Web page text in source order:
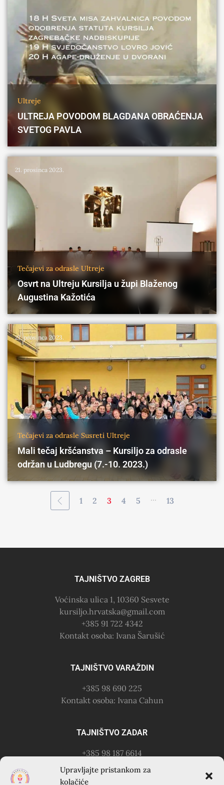
Upravljajte pristankom za
kolačiće
Ultreje
ULTREJA POVODOM BLAGDANA OBRAĆENJA
SVETOG PAVLA
21. prosinca 2023.
Tečajevi za odrasle Ultreje
Osvrt na Ultreju Kursilja u župi Blaženog
Augustina Kažotića
21. prosinca 2023.
Tečajevi za odrasle Susreti Ultreje
Mali tečaj kršćanstva – Kursiljo za odrasle
održan u Ludbregu (7.-10. 2023.)
1 2 3 4 5 ... 13
TAJNIŠTVO ZAGREB
Voćinska ulica 1, 10360 Sesvete
kursiljo.hrvatska@gmail.com
+385 91 722 4342
Kontakt osoba: Ivana Šarušić
TAJNIŠTVO VARAŽDIN
+385 98 690 225
Kontakt osoba: Ivana Cahun
TAJNIŠTVO ZADAR
+385 98 187 6614
Kontakt osoba: Ružica Anušić
– zvati utorkom 18-21h